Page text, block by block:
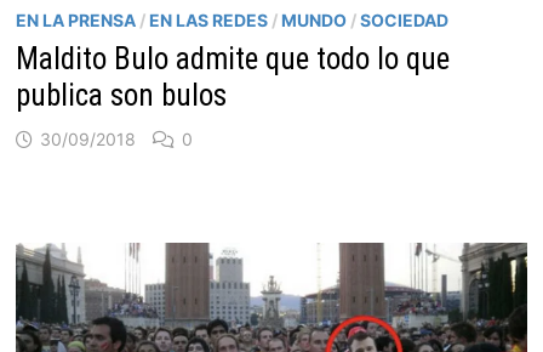
EN LA PRENSA / EN LAS REDES / MUNDO /SOCIEDAD
Maldito Bulo admite que todo lo que
publica son bulos
30/09/2018 0